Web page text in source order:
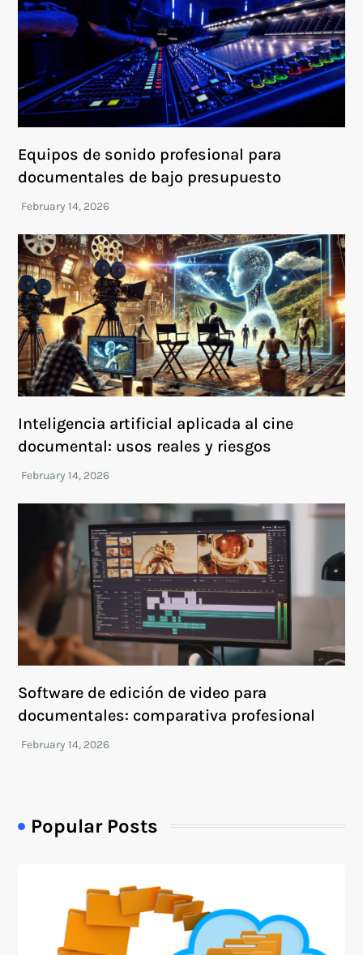
Equipos de sonido profesional para
documentales de bajo presupuesto
Inteligencia artificial aplicada al cine
documental: usos reales y riesgos
Software de edición de video para
documentales: comparativa profesional
Popular Posts